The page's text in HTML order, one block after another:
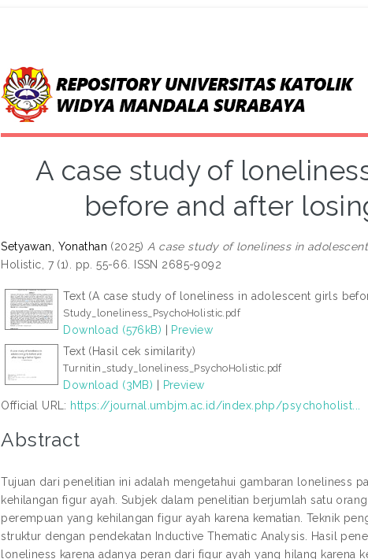
A case study of
before and after
Setyawan, Yonathan (2025) A case study of loneliness in
Holistic, 7 (1). pp. 55-66. ISSN 2685-9092
Text (A case study of loneliness in adolescent girls
Study_loneliness_PsychoHolistic.pdf
Download (576kB) | Preview
Text (Hasil cek similarity)
Turnitin_study_loneliness_PsychoHolistic.pdf
Download (3MB) | Preview
Official URL: https://journal.umbjm.ac.id/index.php/psychoholist...
Abstract
Tujuan dari penelitian ini adalah mengetahui gambaran loneliness
kehilangan figur ayah. Subjek dalam penelitian berjumlah satu
perempuan yang kehilangan figur ayah karena kematian. Teknik
struktur dengan pendekatan Inductive Thematic Analysis. Hasil
loneliness karena adanya peran dari figur ayah yang hilang karena